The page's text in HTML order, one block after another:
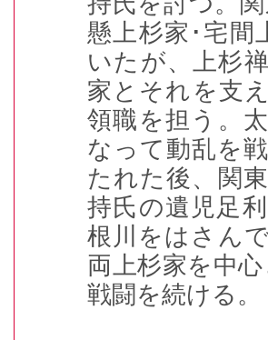
懸上杉家･宅間
いたが、上杉
家とそれを支
領職を担う。
なって動乱を
たれた後、関
持氏の遺児足
根川をはさん
両上杉家を中
戦闘を続ける。